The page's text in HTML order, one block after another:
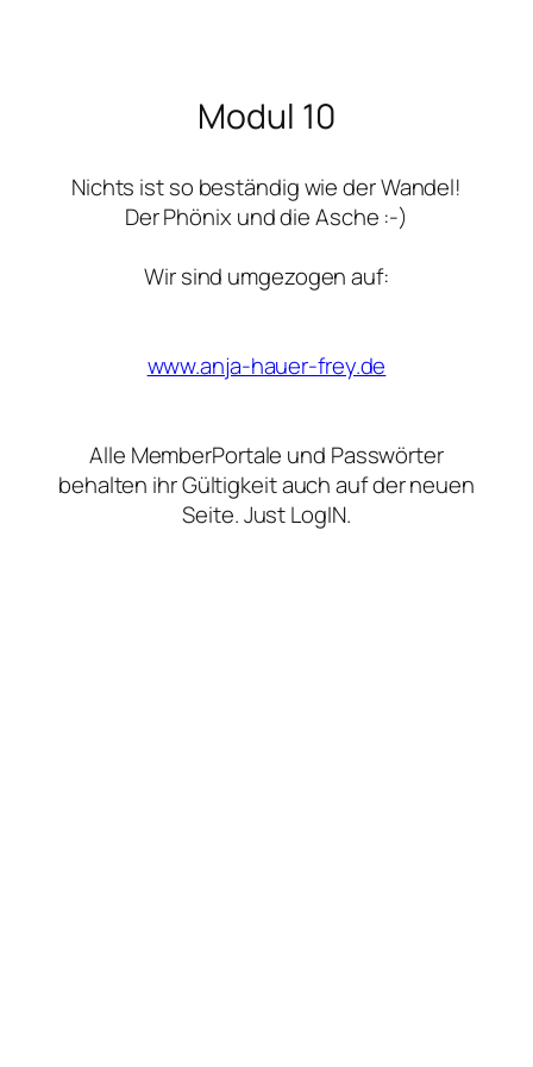
Modul 10
Nichts ist so beständig wie der Wandel!
Der Phönix und die Asche :-)
Wir sind umgezogen auf:
www.anja-hauer-frey.de
Alle MemberPortale und Passwörter
behalten ihr Gültigkeit auch auf der neuen
Seite. Just LogIN.